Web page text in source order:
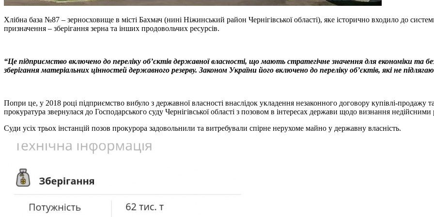
Хлібна база №87 – зерносховище в місті Бахмач (нині Ніжинський район Чернігівської області), яке історично входило до
призначення – зберігання зерна та інших продовольчих ресурсів.
“Це підприємство включено до переліку об’єктів державної власності, що мають стратегічне значення для економіки та
зберігання матеріальних цінностей державного резерву. Законом України його включено до переліку об’єктів, які не
Попри це, у 2018 році підприємство вибуло з державної власності внаслідок укладення незаконного договору купівлі-
прокуратура звернулася до Господарського суду Чернігівської області з позовом в інтересах держави щодо визнання недійсними
Суди усіх трьох інстанцій позов прокурора задовольнили та витребували спірне нерухоме майно у державну власність.